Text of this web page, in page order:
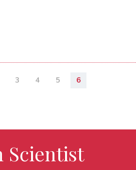
3 4 5 6
Scientist